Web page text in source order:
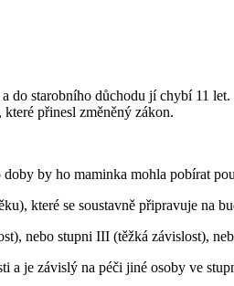
starobního důchodu jí chybí 11
přinesl změněný zákon.
by ho maminka mohla pobírat
které se soustavně připravuje na
nebo stupni III (těžká závislost),
a je závislý na péči jiné osoby ve